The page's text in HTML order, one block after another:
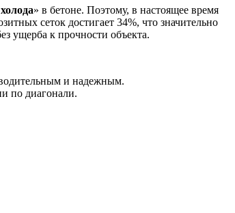
» в бетоне. Поэтому, в настоящее время
сеток достигает 34%, что значительно
ущерба к прочности объекта.
и надежным.
по диагонали.